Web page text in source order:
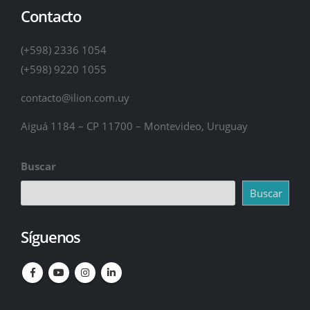
Contacto
(+598) 2336 1054
(+598) 9220 1055
contacto@ilion.com.uy
Aiguá 1184 – CP 11700 – Montevideo, Uruguay
Buscar
Buscar
Síguenos